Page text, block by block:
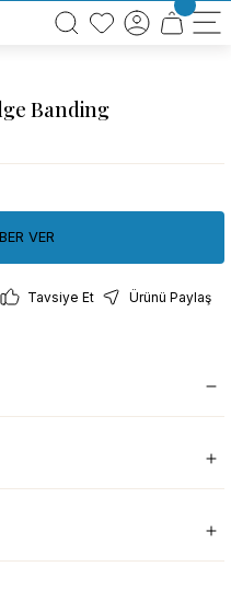
KARGO BEDAVA!
MÜŞTERİ REFERANSI
Banding
VER
Tavsiye Et
Ürünü Paylaş